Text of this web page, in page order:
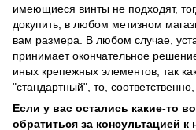
имеющиеся винты не подходят,
докупить, в любом метизном
вам размера. В любом случае,
принимает окончательное
иных крепежных элементов, так
"стандартный", то,
Если у вас остались какие-то
обратиться за консультацией к